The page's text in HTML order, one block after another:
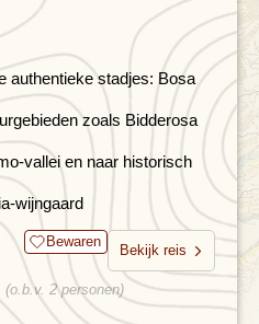
authentieke stadjes: Bosa
zoals Bidderosa
vallei en naar historisch
wijngaard
Bewaren
Bekijk reis
2 personen)